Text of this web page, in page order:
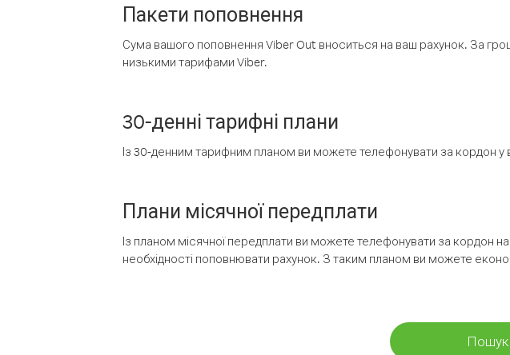
Пакети поповнення
Сума вашого поповнення Viber Out вноситься на ваш рахунок. За
низькими тарифами Viber.
30-денні тарифні плани
Із 30-денним тарифним планом ви можете телефонувати за кордон у
Плани місячної передплати
Із планом місячної передплати ви можете телефонувати за кордон
необхідності поповнювати рахунок. З таким планом ви можете
Пошук